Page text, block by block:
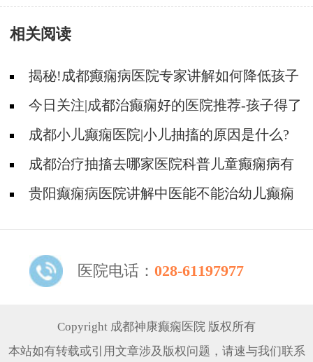
外出吗?
相关阅读
揭秘!成都癫痫病医院专家讲解如何降低孩子
癫痫病的发作次数?
今日关注|成都治癫痫好的医院推荐-孩子得了
癫痫还能不能再上学?
成都小儿癫痫医院|小儿抽搐的原因是什么?
成都治疗抽搐去哪家医院科普儿童癫痫病有
哪些危害?
贵阳癫痫病医院讲解中医能不能治幼儿癫痫
医院电话： 028-61197977
Copyright 成都神康癫痫医院 版权所有
本站如有转载或引用文章涉及版权问题，请速与我们联系